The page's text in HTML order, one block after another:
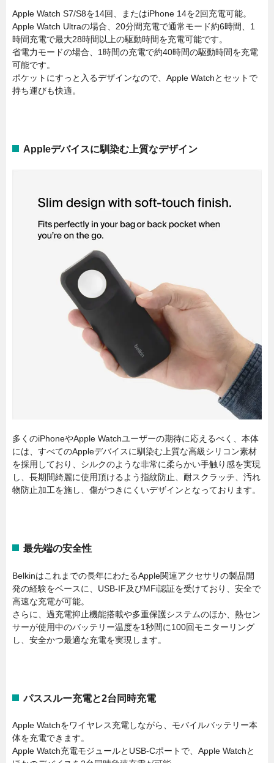
Apple Watch S7/S8を14回、またはiPhone 14を2回充電可能。
Apple Watch Ultraの場合、20分間充電で通常モード約6時間、1
時間充電で最大28時間以上の駆動時間を充電可能です。
省電力モードの場合、1時間の充電で約40時間の駆動時間を充電
可能です。
ポケットにすっと入るデザインなので、Apple Watchとセットで
持ち運びも快適。
Appleデバイスに馴染む上質なデザイン
多くのiPhoneやApple Watchユーザーの期待に応えるべく、本体
には、すべてのAppleデバイスに馴染む上質な高級シリコン素材
を採用しており、シルクのような非常に柔らかい手触り感を実現
し、長期間綺麗に使用頂けるよう指紋防止、耐スクラッチ、汚れ
物防止加工を施し、傷がつきにくいデザインとなっております。
最先端の安全性
Belkinはこれまでの長年にわたるApple関連アクセサリの製品開
発の経験をベースに、USB-IF及びMFi認証を受けており、安全で
高速な充電が可能。
さらに、過充電抑止機能搭載や多重保護システムのほか、熱セン
サーが使用中のバッテリー温度を1秒間に100回モニターリング
し、安全かつ最適な充電を実現します。
パススルー充電と2台同時充電
Apple Watchをワイヤレス充電しながら、モバイルバッテリー本
体を充電できます。
Apple Watch充電モジュールとUSB-Cポートで、Apple Watchと